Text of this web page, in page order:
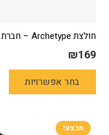
חולצת Archetype – חברת VIKTOS
₪169
בחר אפשרויות
מבצע!